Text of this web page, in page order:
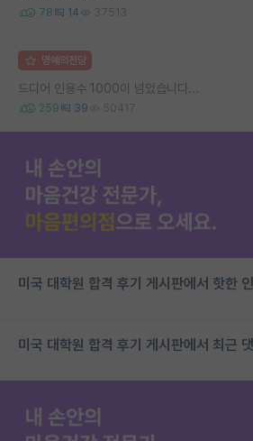
78 14 37513
명예의전당
드디어 인용수 1000이 넘었습니다...
259 39 50417
미국 대학원 합격 후기 게시판에서 핫한
미국 대학원 합격 후기 게시판에서 최근